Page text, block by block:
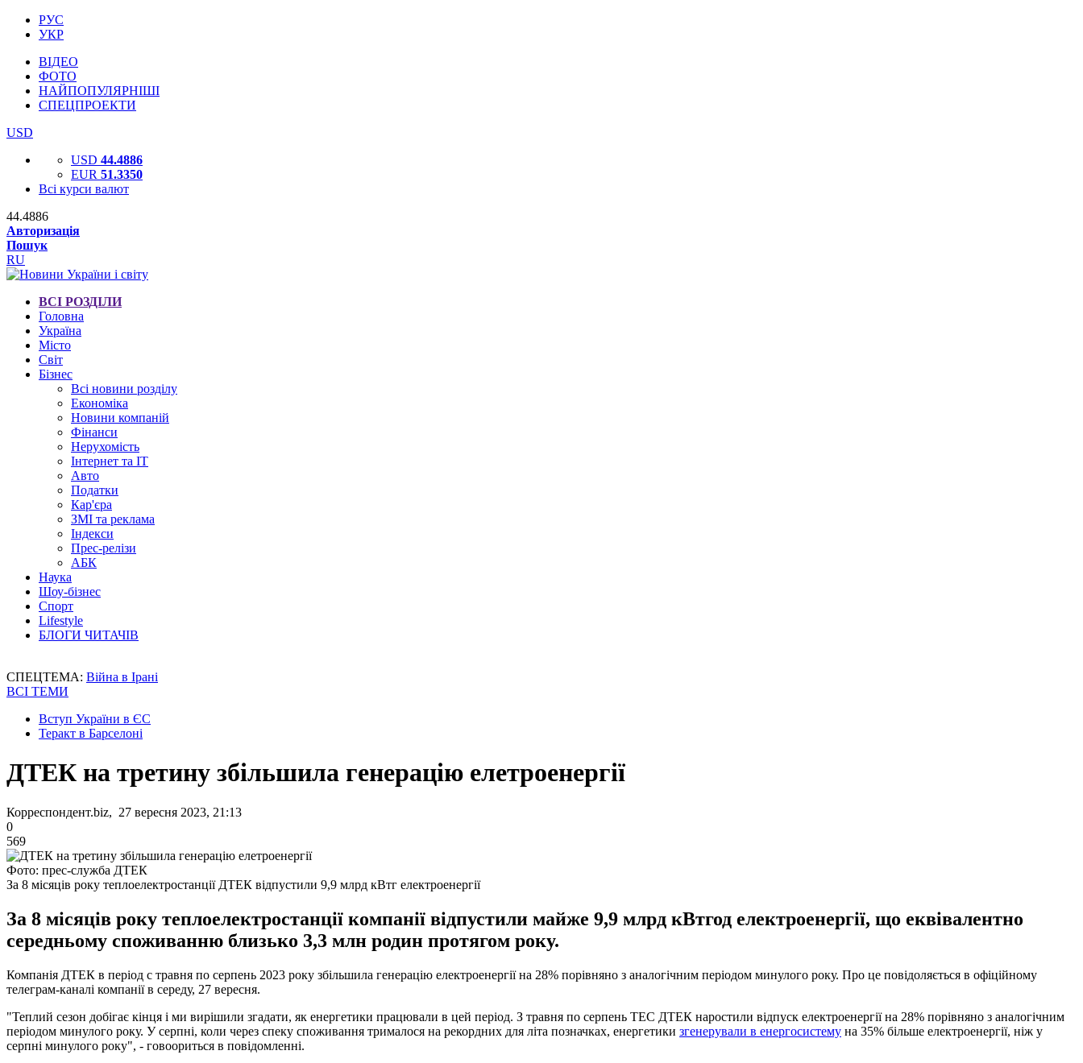
РУС
УКР
ВІДЕО
ФОТО
НАЙПОПУЛЯРНІШІ
СПЕЦПРОЕКТИ
USD
USD 44.4886
EUR 51.3350
Всі курси валют
44.4886
Авторизація
Пошук
RU
ВСІ РОЗДІЛИ
Головна
Україна
Місто
Світ
Бізнес
Всі новини розділу
Економіка
Новини компаній
Фінанси
Нерухомість
Інтернет та IT
Авто
Податки
Кар'єра
ЗМІ та реклама
Індекси
Прес-релізи
АБК
Наука
Шоу-бізнес
Спорт
Lifestyle
БЛОГИ ЧИТАЧІВ
СПЕЦТЕМА: Війна в Ірані
ВСІ ТЕМИ
Вступ України в ЄС
Теракт в Барселоні
ДТЕК на третину збільшила генерацію елетроенергії
Корреспондент.biz, 27 вересня 2023, 21:13
0
569
Фото: прес-служба ДТЕК
За 8 місяців року теплоелектростанції ДТЕК відпустили 9,9 млрд кВтг електроенергії
За 8 місяців року теплоелектростанції компанії відпустили майже 9,9 млрд кВтгод електроенергії, що еквівалентно
середньому споживанню близько 3,3 млн родин протягом року.
Компанія ДТЕК в період с травня по серпень 2023 року збільшила генерацію електроенергії на 28% порівняно з аналогічним періодом минулого року. Про це повідоляється в офіційному
телеграм-каналі компанії в середу, 27 вересня.
"Теплий сезон добігає кінця і ми вирішили згадати, як енергетики працювали в цей період. З травня по серпень ТЕС ДТЕК наростили відпуск електроенергії на 28% порівняно з аналогічним
періодом минулого року. У серпні, коли через спеку споживання трималося на рекордних для літа позначках, енергетики згенерували в енергосистему на 35% більше електроенергії, ніж у
серпні минулого року", - говоориться в повідомленні.